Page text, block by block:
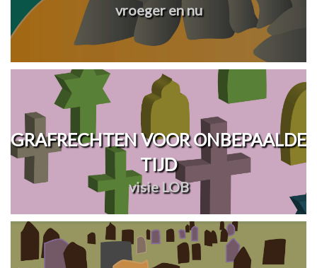
vroeger en nu
GRAFRECHTEN VOOR ONBEPAALDE
TIJD
visie LOB